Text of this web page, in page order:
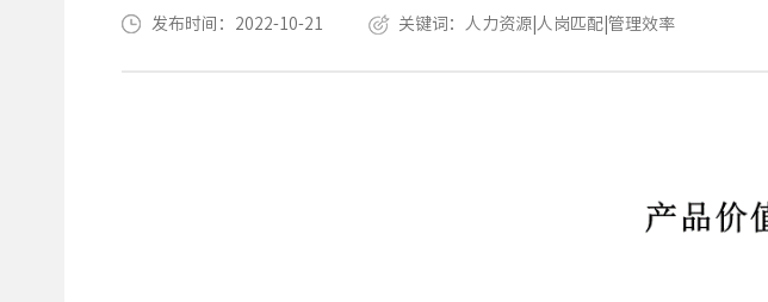
发布时间：2022-10-21 关键词：人力资源|人岗匹配|管理效率